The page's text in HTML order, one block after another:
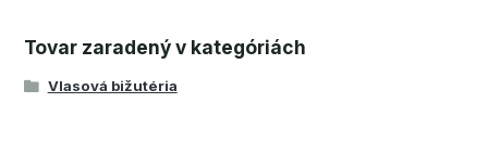
Tovar zaradený v kategóriách
Vlasová bižutéria